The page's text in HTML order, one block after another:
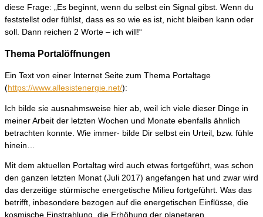
diese Frage: „Es beginnt, wenn du selbst ein Signal gibst. Wenn du
feststellst oder fühlst, dass es so wie es ist, nicht bleiben kann oder
soll. Dann reichen 2 Worte – ich will!“
Thema Portalöffnungen
Ein Text von einer Internet Seite zum Thema Portaltage
(https://www.allesistenergie.net/):
Ich bilde sie ausnahmsweise hier ab, weil ich viele dieser Dinge in
meiner Arbeit der letzten Wochen und Monate ebenfalls ähnlich
betrachten konnte. Wie immer- bilde Dir selbst ein Urteil, bzw. fühle
hinein…
Mit dem aktuellen Portaltag wird auch etwas fortgeführt, was schon
den ganzen letzten Monat (Juli 2017) angefangen hat und zwar wird
das derzeitige stürmische energetische Milieu fortgeführt. Was das
betrifft, inbesondere bezogen auf die energetischen Einflüsse, die
kosmische Einstrahlung, die Erhöhung der planetaren